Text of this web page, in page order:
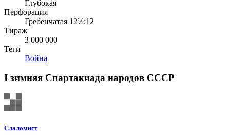
Глубокая
Перфорация
Гребенчатая 12½:12
Тираж
3 000 000
Теги
Война
I зимняя Спартакиада народов СССР
Слаломист